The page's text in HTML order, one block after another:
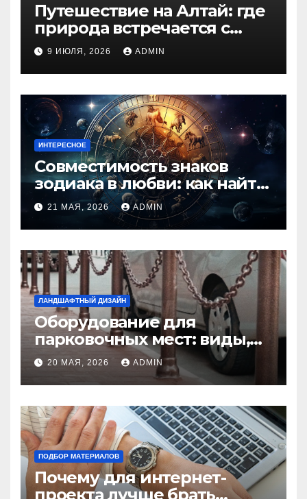
Путешествие на Алтай: где
природа встречается с
духом приключений
9 ИЮЛЯ, 2026 ADMIN
ИНТЕРЕСНОЕ
Совместимость знаков
зодиака в любви: как найти
идеальную пару и
избежать конфликтов
21 МАЯ, 2026 ADMIN
ЛАНДШАФТНЫЙ ДИЗАЙН
Оборудование для
парковочных мест: виды,
функции и нормы
установки
20 МАЯ, 2026 ADMIN
ПОДБОР МАТЕРИАЛОВ
Почему для интернет-
проекта лучше брать